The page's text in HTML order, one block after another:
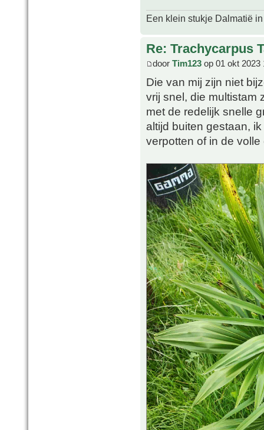
Een klein stukje Dalmatië
Re: Trachycarpus
door Tim123 op 01 okt 2023
Die van mij zijn niet
vrij snel, die multistam
met de redelijk snelle
altijd buiten gestaan,
verpotten of in de